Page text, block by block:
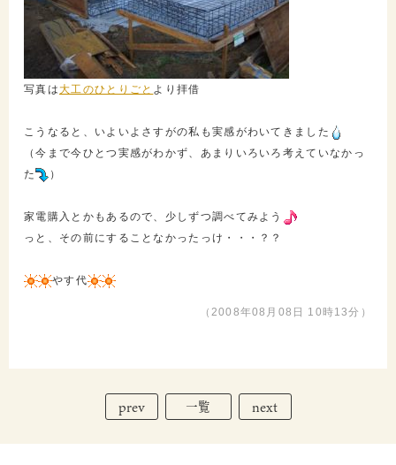
写真は大工のひとりごと より拝借
こうなると、いよいよさすがの私も実感がわいてきました
（今まで今ひとつ実感がわかず、あまりいろいろ考えていなかっ
た
）
家電購入とかもあるので、少しずつ調べてみよう
っと、その前にすることなかったっけ・・・？？
やす代
（2008年08月08日 10時13分）
prev 一覧 next